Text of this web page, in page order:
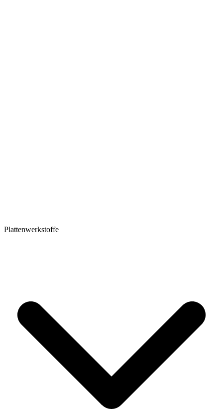
Plattenwerkstoffe